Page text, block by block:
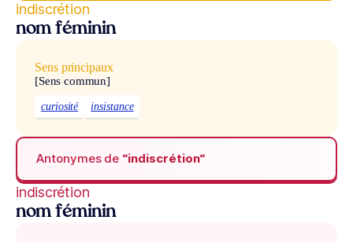
indiscrétion
nom féminin
Sens principaux
[Sens commun]
curiosité insistance
Antonymes de “indiscrétion“
indiscrétion
nom féminin